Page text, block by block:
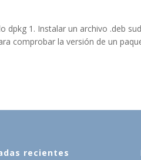
1. Instalar un archivo .deb
comprobar la versión de un
recientes